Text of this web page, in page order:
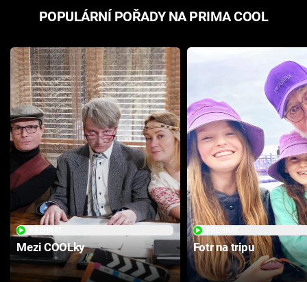
POPULÁRNÍ POŘADY NA PRIMA COOL
Mezi COOLky Fotr na tripu